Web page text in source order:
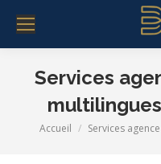
Services
multilingues
Vous êtes ici :
Accueil Services